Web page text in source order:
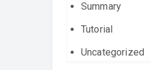
Summary
Tutorial
Uncategorized